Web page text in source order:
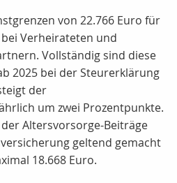
von 22.766 Euro für
bei Verheirateten und
Vollständig sind diese
2025 bei der Steurerklärung
der
um zwei Prozentpunkte.
Altersvorsorge-Beiträge
geltend gemacht
18.668 Euro.